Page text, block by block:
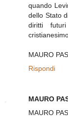
quando
dello Stato
diritti
MAURO
Rispondi
MAURO
MAURO